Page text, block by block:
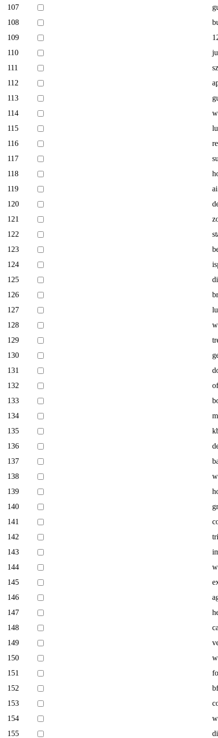
107
108
109
110
111
112
113
114
115
116
117
118
119
120
121
122
123
124
125
126
127
128
129
130
131
132
133
134
135
136
137
138
139
140
141
142
143
144
145
146
147
148
149
150
151
152
153
154
155